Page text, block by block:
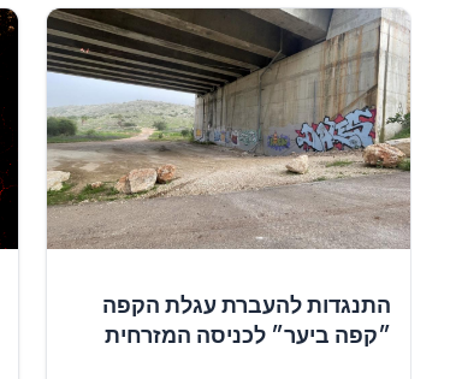
התנגדות להעברת עגלת הקפה
״קפה ביער״ לכניסה המזרחית